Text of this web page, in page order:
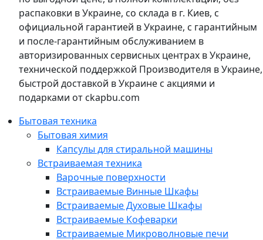
распаковки в Украине, со склада в г. Киев, с
официальной гарантией в Украине, с гарантийным
и после-гарантийным обслуживанием в
авторизированных сервисных центрах в Украине,
технической поддержкой Производителя в Украине,
быстрой доставкой в Украине с акциями и
подарками от ckapbu.com
Бытовая техника
Бытовая химия
Капсулы для стиральной машины
Встраиваемая техника
Варочные поверхности
Встраиваемые Винные Шкафы
Встраиваемые Духовые Шкафы
Встраиваемые Кофеварки
Встраиваемые Микроволновые печи